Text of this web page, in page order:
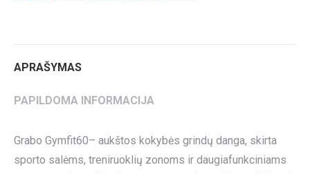
APRAŠYMAS
PAPILDOMA INFORMACIJA
Grabo Gymfit60– aukštos kokybės grindų danga, skirta
sporto salėms, treniruoklių zonoms ir daugiafunkciniams